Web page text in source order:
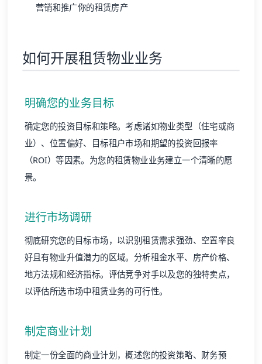
营销和推广你的租赁房产
如何开展租赁物业业务
明确您的业务目标
确定您的投资目标和策略。考虑诸如物业类型（住宅或商
业）、位置偏好、目标租户市场和期望的投资回报率
（ROI）等因素。为您的租赁物业业务建立一个清晰的愿
景。
进行市场调研
彻底研究您的目标市场，以识别租赁需求强劲、空置率良
好且有物业升值潜力的区域。分析租金水平、房产价格、
地方法规和经济指标。评估竞争对手以及您的独特卖点，
以评估所选市场中租赁业务的可行性。
制定商业计划
制定一份全面的商业计划，概述您的投资策略、财务预